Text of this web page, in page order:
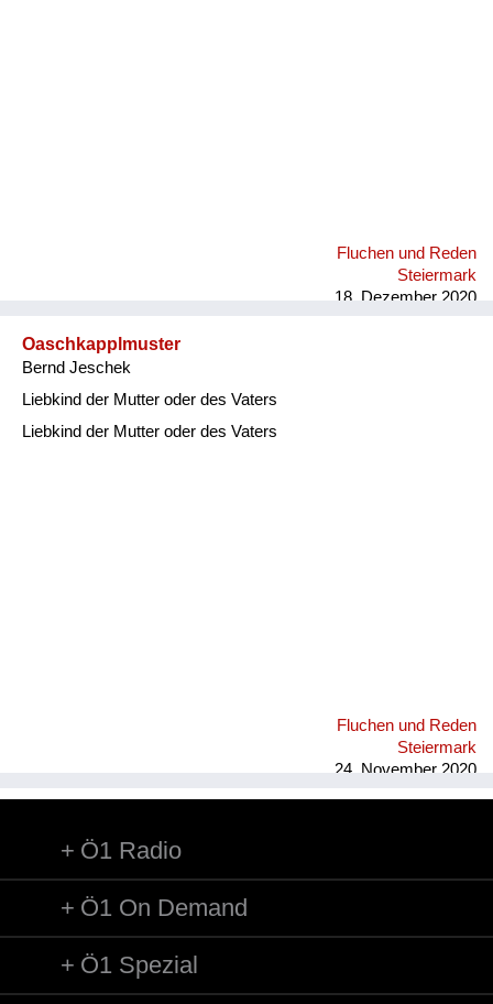
Fluchen und Reden
Steiermark
18. Dezember 2020
Oaschkapplmuster
Bernd Jeschek
Liebkind der Mutter oder des Vaters
Liebkind der Mutter oder des Vaters
Fluchen und Reden
Steiermark
24. November 2020
Ö1 Radio
Ö1 On Demand
Ö1 Spezial